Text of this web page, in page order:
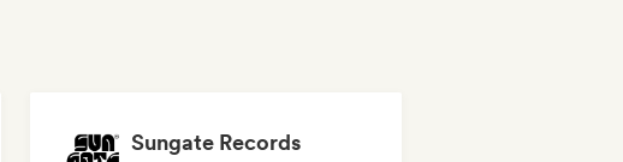
Sungate Records